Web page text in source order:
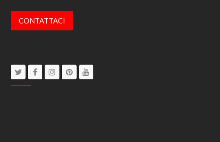
CONTATTACI
TwitterFacebookInstagram
Pinterest